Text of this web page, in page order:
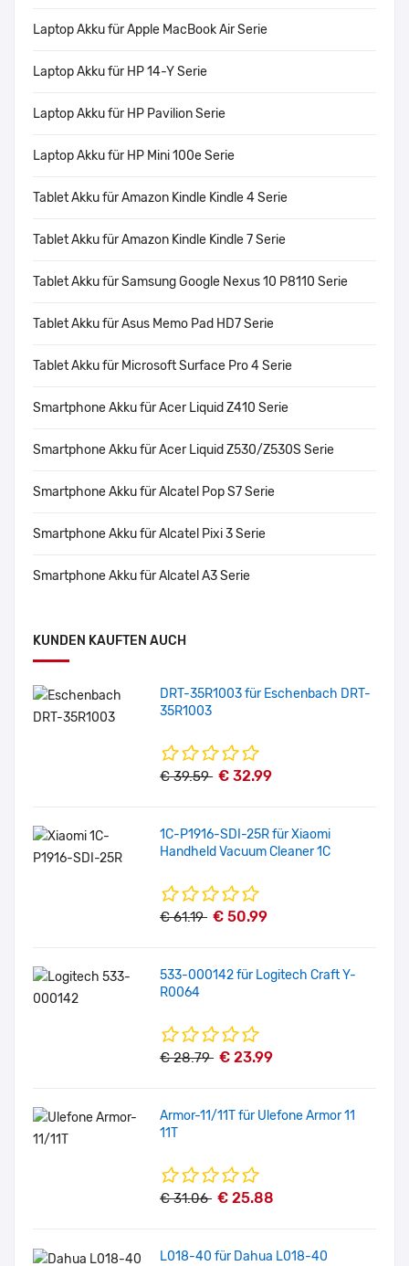
Laptop Akku für Apple MacBook Air Serie
Laptop Akku für HP 14-Y Serie
Laptop Akku für HP Pavilion Serie
Laptop Akku für HP Mini 100e Serie
Tablet Akku für Amazon Kindle Kindle 4 Serie
Tablet Akku für Amazon Kindle Kindle 7 Serie
Tablet Akku für Samsung Google Nexus 10 P8110 Serie
Tablet Akku für Asus Memo Pad HD7 Serie
Tablet Akku für Microsoft Surface Pro 4 Serie
Smartphone Akku für Acer Liquid Z410 Serie
Smartphone Akku für Acer Liquid Z530/Z530S Serie
Smartphone Akku für Alcatel Pop S7 Serie
Smartphone Akku für Alcatel Pixi 3 Serie
Smartphone Akku für Alcatel A3 Serie
KUNDEN KAUFTEN AUCH
DRT-35R1003 für Eschenbach DRT-
35R1003
€ 39.59 € 32.99
1C-P1916-SDI-25R für Xiaomi
Handheld Vacuum Cleaner 1C
€ 61.19 € 50.99
533-000142 für Logitech Craft Y-
R0064
€ 28.79 € 23.99
Armor-11/11T für Ulefone Armor 11
11T
€ 31.06 € 25.88
L018-40 für Dahua L018-40